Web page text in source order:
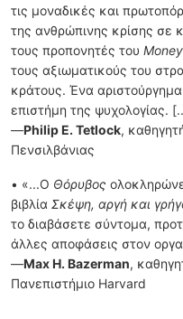
τις μοναδικές και
της ανθρώπινης κρίσης σε
τους προπονητές του
τους αξιωματικούς του
κράτους. Ένα
επιστήμη της ψυχολογίας.
—Philip E. Tetlock,
Πενσιλβάνιας
• «...Ο Θόρυβος
βιβλία Σκέψη, αργή και
το διαβάσετε σύντομα,
άλλες αποφάσεις στον
—Max H. Bazerman,
Πανεπιστήμιο Harvard